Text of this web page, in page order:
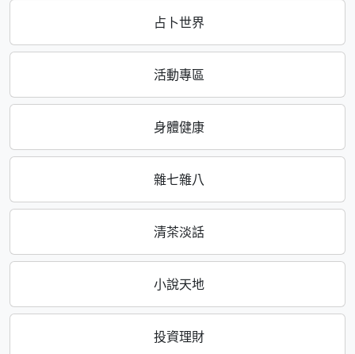
占卜世界
活動專區
身體健康
雜七雜八
清茶淡話
小說天地
投資理財